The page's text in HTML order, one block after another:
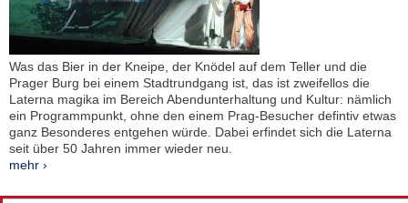
Was das Bier in der Kneipe, der Knödel auf dem Teller und die
Prager Burg bei einem Stadtrundgang ist, das ist zweifellos die
Laterna magika im Bereich Abendunterhaltung und Kultur: nämlich
ein Programmpunkt, ohne den einem Prag-Besucher defintiv etwas
ganz Besonderes entgehen würde. Dabei erfindet sich die Laterna
seit über 50 Jahren immer wieder neu.
mehr ›